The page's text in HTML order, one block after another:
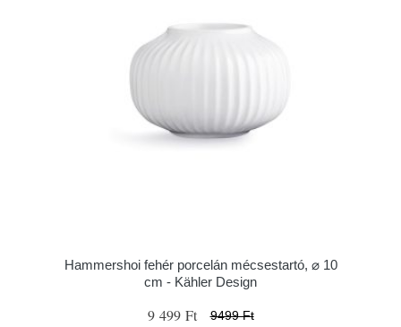
Hammershoi fehér porcelán mécsestartó, ⌀ 10
cm - Kähler Design
9 499 Ft 9499 Ft